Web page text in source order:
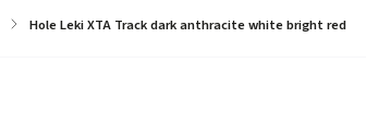
/ Hole Leki XTA Track dark anthracite white bright red